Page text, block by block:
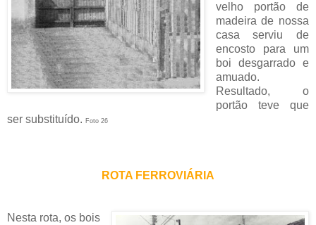
velho portão de
madeira de nossa
casa serviu de
encosto para um
boi desgarrado e
amuado.
Resultado, o
portão teve que
ser substituído. Foto 26
ROTA FERROVIÁRIA
Nesta rota, os bois